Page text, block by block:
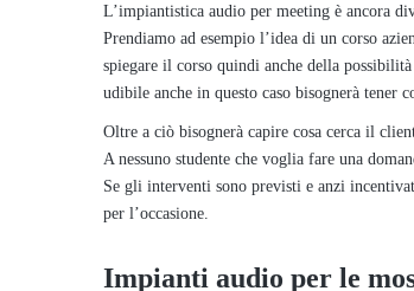
L’impiantistica audio per meeting è ancora
Prendiamo ad esempio l’idea di un corso
spiegare il corso quindi anche della
udibile anche in questo caso bisognerà tener
Oltre a ciò bisognerà capire cosa cerca il
A nessuno studente che voglia fare una
Se gli interventi sono previsti e anzi
per l’occasione.
Impianti audio per le